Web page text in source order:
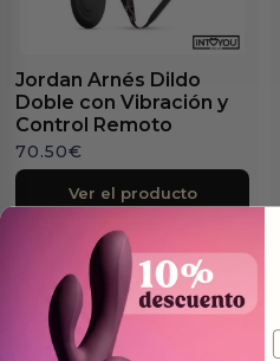
Jordan Arnés Dildo
Doble con Vibración y
Control Remoto
70.50€
Ver el producto